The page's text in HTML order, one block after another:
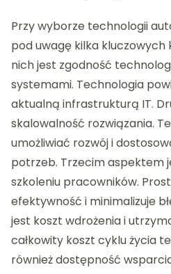
Przy wyborze technologii
pod uwagę kilka kluczowych
nich jest zgodność
systemami. Technologia
aktualną infrastrukturą IT.
skalowalność rozwiązania.
umożliwiać rozwój i
potrzeb. Trzecim aspektem
szkoleniu pracowników.
efektywność i minimalizuje
jest koszt wdrożenia i
całkowity koszt cyklu życia
również dostępność